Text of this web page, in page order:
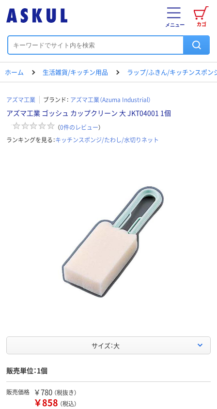
カゴ
メニュー
ホーム 生活雑貨/キッチン用品 ラップ/ふきん/キッチンスポン
アズマ工業 ブランド： アズマ工業（Azuma Industrial）
アズマ工業 ゴッシュ カップクリーン 大 JKT04001 1個
（0件のレビュー）
ランキングを見る：キッチンスポンジ/たわし/水切りネット
サイズ：大
販売単位：1個
販売価格 ￥780 （税抜き）
￥858 （税込）